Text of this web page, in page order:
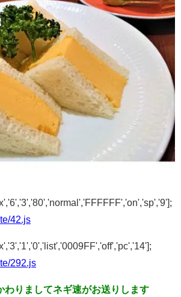
42.js
292.js
わりましてネギ速がお送りします